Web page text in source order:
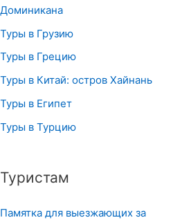
Доминикана
Туры в Грузию
Туры в Грецию
Туры в Китай: остров Хайнань
Туры в Египет
Туры в Турцию
Туристам
Памятка для выезжающих за